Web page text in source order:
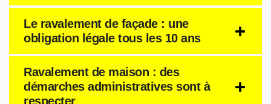
Le ravalement de façade : une
obligation légale tous les 10 ans
Ravalement de maison : des
démarches administratives sont à
respecter